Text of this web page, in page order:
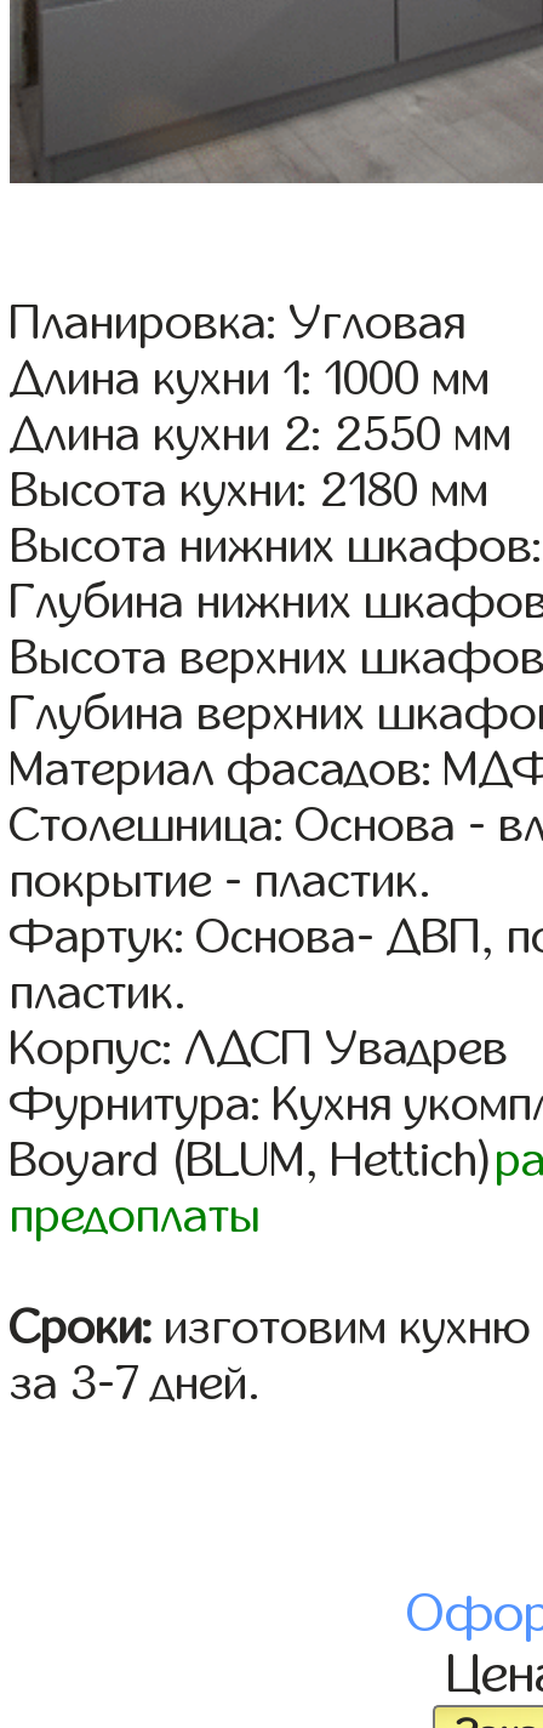
Планировка: Угловая
Длина кухни 1: 1000 мм
Длина кухни 2: 2550 мм
Высота кухни: 2180 мм
Высота нижних
Глубина нижних
Высота верхних
Глубина верхних
Материал фасадов:
Столешница: Основа -
покрытие - пластик.
Фартук: Основа- ДВП,
пластик.
Корпус: ЛДСП Увадрев
Фурнитура: Кухня
Boyard (BLUM, Hettich)
предоплаты
Сроки: изготовим
за 3-7 дней.